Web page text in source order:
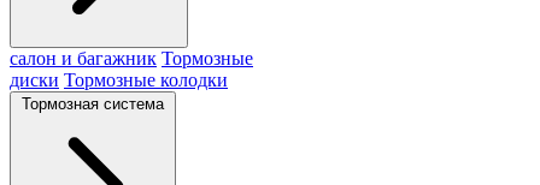
салон и багажник Тормозные
диски Тормозные колодки
Тормозная система